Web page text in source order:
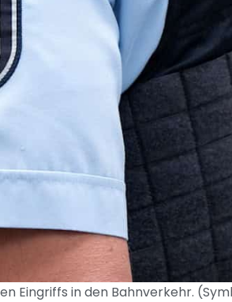
Eingriffs in den Bahnverkehr.